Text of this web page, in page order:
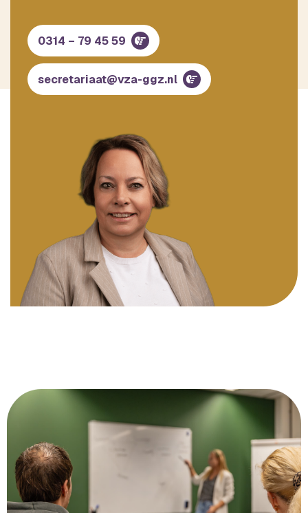
0314 – 79 45 59
secretariaat@vza-ggz.nl